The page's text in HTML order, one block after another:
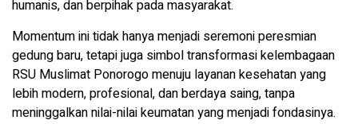
humanis, dan berpihak pada masyarakat.
Momentum ini tidak hanya menjadi seremoni peresmian
gedung baru, tetapi juga simbol transformasi kelembagaan
RSU Muslimat Ponorogo menuju layanan kesehatan yang
lebih modern, profesional, dan berdaya saing, tanpa
meninggalkan nilai-nilai keumatan yang menjadi fondasinya.